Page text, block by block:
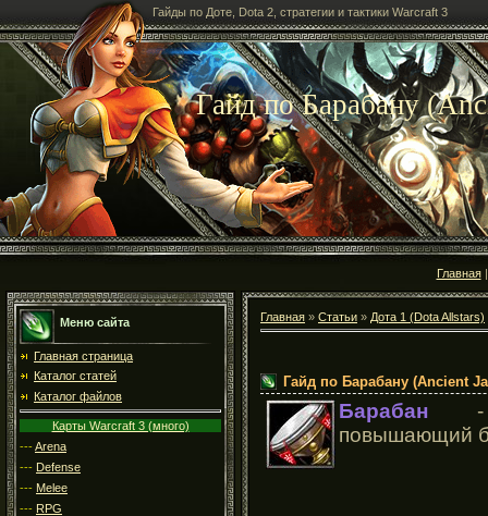
Гайды по Доте, Dota 2, стратегии и тактики Warcraft 3
Гайд по Барабану
Главная
Меню сайта
Главная страница
Каталог статей
Каталог файлов
Карты Warcraft 3 (много)
---Arena
--- Defense
--- Melee
--- RPG
Главная » Статьи » Дота 1 (Dota Allstars)
Гайд по Барабану (Ancient
Барабан -
повышающий